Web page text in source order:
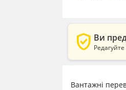
verified_user Ви
Редагуйте
Вантажні